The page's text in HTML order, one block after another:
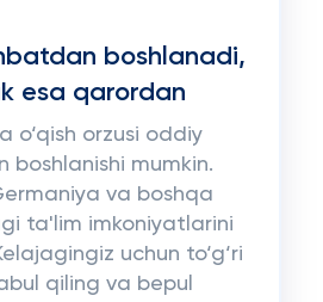
boshlanadi,
esa qarordan
o‘qish orzusi oddiy
boshlanishi mumkin.
va boshqa
ta'lim imkoniyatlarini
uchun to‘g‘ri
qiling va bepul